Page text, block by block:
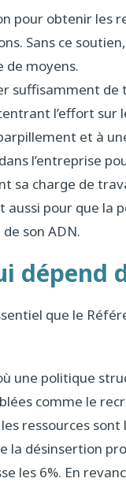
pour obtenir les
Sans ce
de moyens.
suffisamment
l’effort sur
et à
l’entreprise
sa charge de
pour que la
son ADN.
dépend
que le
une politique
comme le
les ressources
la désinsertion
les 6%. En